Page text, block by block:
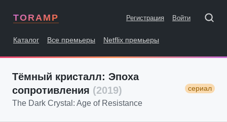
TORAMP Регистрация Войти
Каталог Все премьеры Netflix премьеры
Тёмный кристалл: Эпоха
сопротивления (2019) сериал
The Dark Crystal: Age of Resistance